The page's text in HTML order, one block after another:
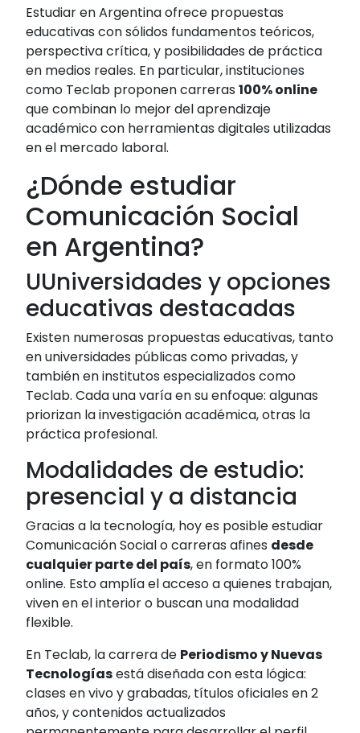
Estudiar en Argentina ofrece propuestas
educativas con sólidos fundamentos teóricos,
perspectiva crítica, y posibilidades de práctica
en medios reales. En particular, instituciones
como Teclab proponen carreras100% online
que combinan lo mejor del aprendizaje
académico con herramientas digitales utilizadas
en el mercado laboral.
¿Dónde estudiar
Comunicación Social
en Argentina?
UUniversidades y opciones
educativas destacadas
Existen numerosas propuestas educativas, tanto
en universidades públicas como privadas, y
también en institutos especializados como
Teclab. Cada una varía en su enfoque: algunas
priorizan la investigación académica, otras la
práctica profesional.
Modalidades de estudio:
presencial y a distancia
Gracias a la tecnología, hoy es posible estudiar
Comunicación Social o carreras afines desde
cualquier parte del país, en formato 100%
online. Esto amplía el acceso a quienes trabajan,
viven en el interior o buscan una modalidad
flexible.
En Teclab, la carrera de Periodismo y Nuevas
Tecnologíasestá diseñada con esta lógica:
clases en vivo y grabadas, títulos oficiales en 2
años, y contenidos actualizados